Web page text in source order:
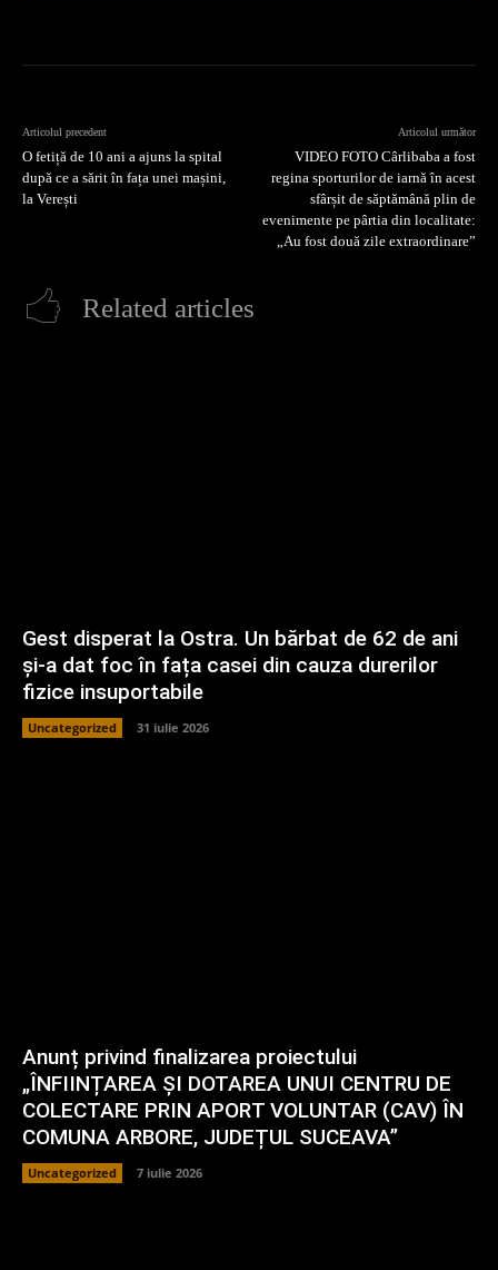
Articolul precedent
O fetiță de 10 ani a ajuns la spital
după ce a sărit în fața unei mașini,
la Verești
Articolul următor
VIDEO FOTO Cârlibaba a fost
regina sporturilor de iarnă în acest
sfârșit de săptămână plin de
evenimente pe pârtia din localitate:
„Au fost două zile extraordinare”
Related articles
Gest disperat la Ostra. Un bărbat de 62 de ani
și-a dat foc în fața casei din cauza durerilor
fizice insuportabile
Uncategorized 31 iulie 2026
Anunț privind finalizarea proiectului
„ÎNFIINȚAREA ȘI DOTAREA UNUI CENTRU DE
COLECTARE PRIN APORT VOLUNTAR (CAV) ÎN
COMUNA ARBORE, JUDEȚUL SUCEAVA”
Uncategorized 7 iulie 2026